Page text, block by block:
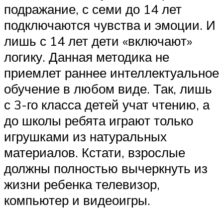
подражание, с семи до 14 лет
подключаются чувства и эмоции. И
лишь с 14 лет дети «включают»
логику. Данная методика не
приемлет раннее интеллектуальное
обучение в любом виде. Так, лишь
с 3-го класса детей учат чтению, а
до школы ребята играют только
игрушками из натуральных
материалов. Кстати, взрослые
должны полностью вычеркнуть из
жизни ребенка телевизор,
компьютер и видеоигры.